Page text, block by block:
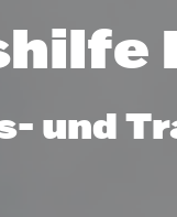
und